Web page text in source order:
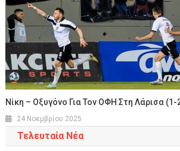
Νίκη – Οξυγόνο Για Τον ΟΦΗ Στη Λάρισα (1-
24 Νοεμβρίου 2025
Τελευταία Νέα